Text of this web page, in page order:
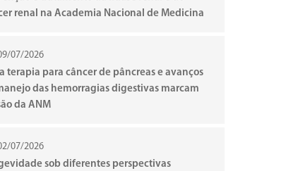
renal na Academia Nacional de Medicina
07/2026
terapia para câncer de pâncreas e avanços
das hemorragias digestivas marcam
da ANM
07/2026
sob diferentes perspectivas